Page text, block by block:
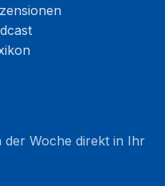
der Woche direkt in Ihr